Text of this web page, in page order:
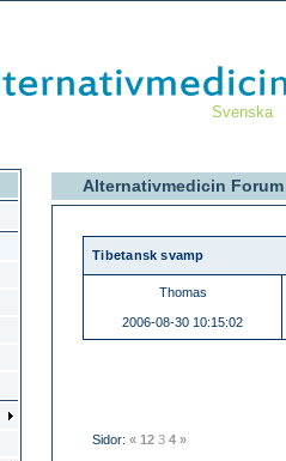
Svenska
Alternativmedicin
Tibetansk svamp
Thomas
2006-08-30 10:15:02
Sidor: « 12 3 4 »